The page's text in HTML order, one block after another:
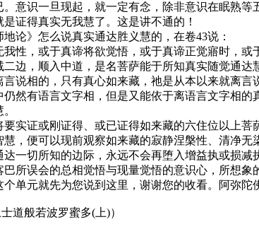
意识一旦现起，就一定有念，除非意识在眠熟
证得真实无我慧了。这是讲不通的！
论》怎么说真实通达胜义慧的，在卷43说：
我性，或于真谛将欲觉悟，或于真谛正觉寤时，
边，顺入中道，是名菩萨能于所知真实随觉通达
说相的，只有真心如来藏，祂是从本以来就离
仍然有语言文字相，但是又能依于离语言文字相
实证或刚证得、或已证得如来藏的六住位以上
慧，便可以现前观察如来藏的寂静涅槃性、清净
一切所知的边际，永远不会再堕入增益执或损
所误会的总相觉悟与现量觉悟的意识心，所想象
单元就先为您说到这里，谢谢您的收看。阿弥陀
道般若波罗蜜多(上)）